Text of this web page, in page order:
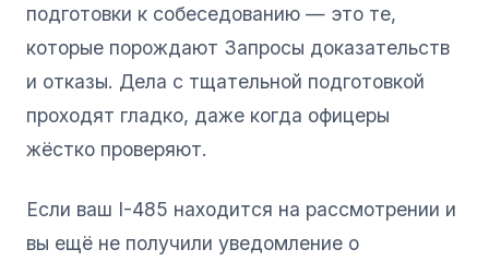
подготовки к собеседованию — это те,
которые порождают Запросы доказательств
и отказы. Дела с тщательной подготовкой
проходят гладко, даже когда офицеры
жёстко проверяют.
Если ваш I-485 находится на рассмотрении и
вы ещё не получили уведомление о